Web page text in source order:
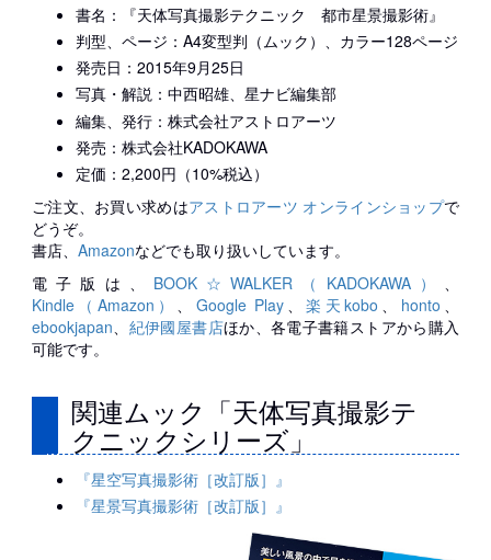
書名：『天体写真撮影テクニック 都市星景撮影術』
判型、ページ：A4変型判（ムック）、カラー128ページ
発売日：2015年9月25日
写真・解説：中西昭雄、星ナビ編集部
編集、発行：株式会社アストロアーツ
発売：株式会社KADOKAWA
定価：2,200円（10%税込）
ご注文、お買い求めはアストロアーツ オンラインショップで
どうぞ。
書店、 Amazonなどでも取り扱いしています。
電子版は、 BOOK☆WALKER（KADOKAWA）
Kindle（Amazon）
Google Play、楽天kobo honto
ebookjapan
紀伊國屋書店ほか、各電子書籍ストアから購入
可能です。
関連ムック「天体写真撮影テ
クニックシリーズ」
『星空写真撮影術［改訂版］』
『星景写真撮影術［改訂版］』